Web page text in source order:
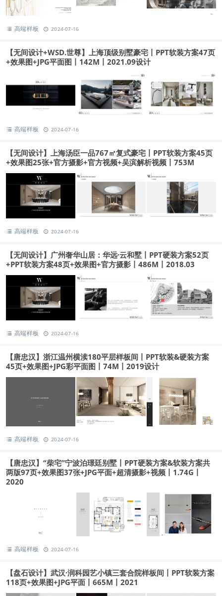
高端样板 2024-07-16
【无间设计+WSD.世尊】上海顶级别墅豪宅丨PPT软装方案47页
+效果图+JPG平面图丨142M丨2021.09设计
高端样板 2024-07-16
【无间设计】上海汤臣一品767㎡复式豪宅丨PPT软装方案45页
+效果图25张+官方摄影+官方视频+吴滨解析视频丨753M
高端样板 2024-07-16
【无间设计】广州奢华山居：华远·云和墅丨PPT硬装方案52页
+PPT软装方案48页+效果图+官方摄影丨486M丨2018.03
高端样板 2024-07-16
【唐忠汉】浙江温州横渎180平层样板间丨PPT软装&硬装方案
45页+效果图+JPG彩平面图丨74M丨2019设计
高端样板 2024-07-16
【唐忠汉】“柴宅”宁波泊璟廷别墅丨PPT硬装方案&软装方案共
两版97页+效果图37张+JPG平面+超清摄影+视频丨1.74G丨
2020
高端样板 2024-07-16
【盘石设计】武汉·润科园艺小镇三套合院样板间丨PPT软装方案
118页+效果图+JPG平面丨665M丨2021